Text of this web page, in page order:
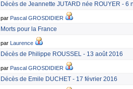
Décès de Jeannette JUTARD née ROUYER - 6
par Pascal GROSDIDIER
Morts pour la France
par Laurence
Décès de Philippe ROUSSEL - 13 août 2016
par Pascal GROSDIDIER
Décès de Emile DUCHET - 17 février 2016